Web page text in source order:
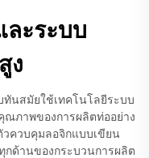
ะระบบ
ง
ทันสมัยใช้เทคโนโลยีระบบ
ภาพของการผลิตท่ออย่าง
ควบคุมลอจิกแบบเขียน
กด้านของกระบวนการผลิต